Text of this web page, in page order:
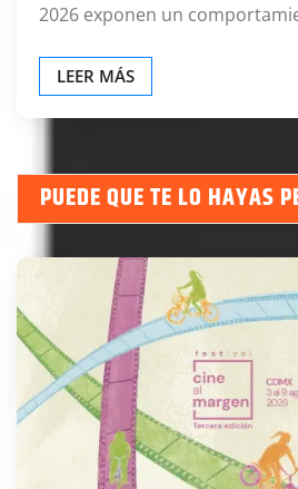
2026 exponen un
LEER MÁS
PUEDE QUE TE LO HAYAS